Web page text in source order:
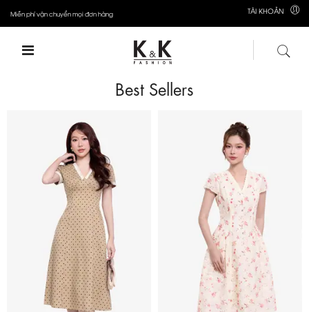
Miễn phí vận chuyển mọi đơn hàng TÀI KHOẢN
Best Sellers